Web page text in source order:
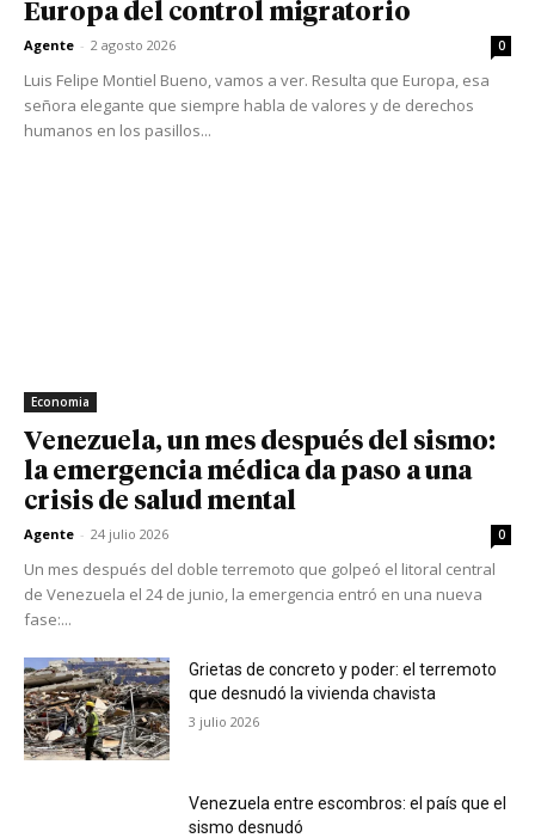
Europa del control migratorio
Agente - 2 agosto 2026 0
Luis Felipe Montiel Bueno, vamos a ver. Resulta que Europa, esa
señora elegante que siempre habla de valores y de derechos
humanos en los pasillos...
Economia
Venezuela, un mes después del sismo:
la emergencia médica da paso a una
crisis de salud mental
Agente - 24 julio 2026 0
Un mes después del doble terremoto que golpeó el litoral central
de Venezuela el 24 de junio, la emergencia entró en una nueva
fase:...
Grietas de concreto y poder: el terremoto
que desnudó la vivienda chavista
3 julio 2026
Venezuela entre escombros: el país que el
sismo desnudó